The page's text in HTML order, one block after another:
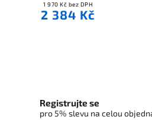
1 970 Kč bez DPH
2 384 Kč
Registrujte se
pro 5% slevu na celou